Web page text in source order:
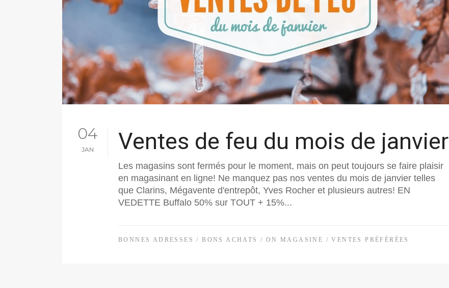
04
JAN Ventes de feu du mois de janvier
Les magasins sont fermés pour le moment, mais on peut toujours se faire plaisir
en magasinant en ligne! Ne manquez pas nos ventes du mois de janvier telles
que Clarins, Mégavente d'entrepôt, Yves Rocher et plusieurs autres! EN
VEDETTE Buffalo 50% sur TOUT + 15%...
BONNES ADRESSES /BONS ACHATS / ON MAGASINE /VENTES PRÉFÉRÉES